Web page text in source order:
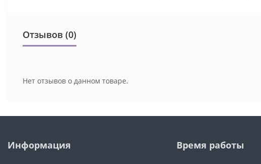
Отзывов (0)
Нет отзывов о данном товаре.
Информация Время работы